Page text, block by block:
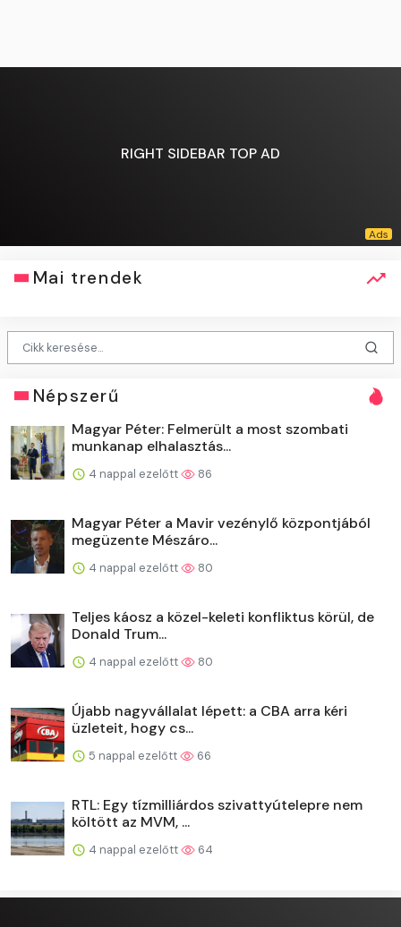
RIGHT SIDEBAR TOP AD
Mai trendek
Népszerű
Magyar Péter: Felmerült a most szombati
munkanap elhalasztás...
4 nappal ezelőtt 86
Magyar Péter a Mavir vezénylő központjából
megüzente Mészáro...
4 nappal ezelőtt 80
Teljes káosz a közel-keleti konfliktus körül, de
Donald Trum...
4 nappal ezelőtt 80
Újabb nagyvállalat lépett: a CBA arra kéri
üzleteit, hogy cs...
5 nappal ezelőtt 66
RTL: Egy tízmilliárdos szivattyútelepre nem
költött az MVM, ...
4 nappal ezelőtt 64